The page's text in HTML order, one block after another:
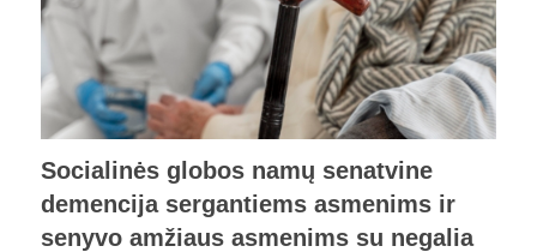
Socialinės globos namų senatvine
demencija sergantiems asmenims ir
senyvo amžiaus asmenims su negalia